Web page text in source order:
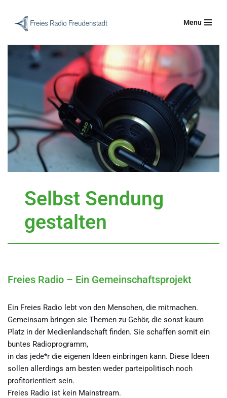
Zum
springen
Menu
Selbst Sendung
gestalten
Freies Radio – Ein Gemeinschaftsprojekt
Ein Freies Radio lebt von den Menschen, die mitmachen.
Gemeinsam bringen sie Themen zu Gehör, die sonst kaum
Platz in der Medienlandschaft finden. Sie schaffen somit ein
buntes Radioprogramm,
in das jede*r die eigenen Ideen einbringen kann. Diese Ideen
sollen allerdings am besten weder parteipolitisch noch
profitorientiert sein.
Freies Radio ist kein Mainstream.